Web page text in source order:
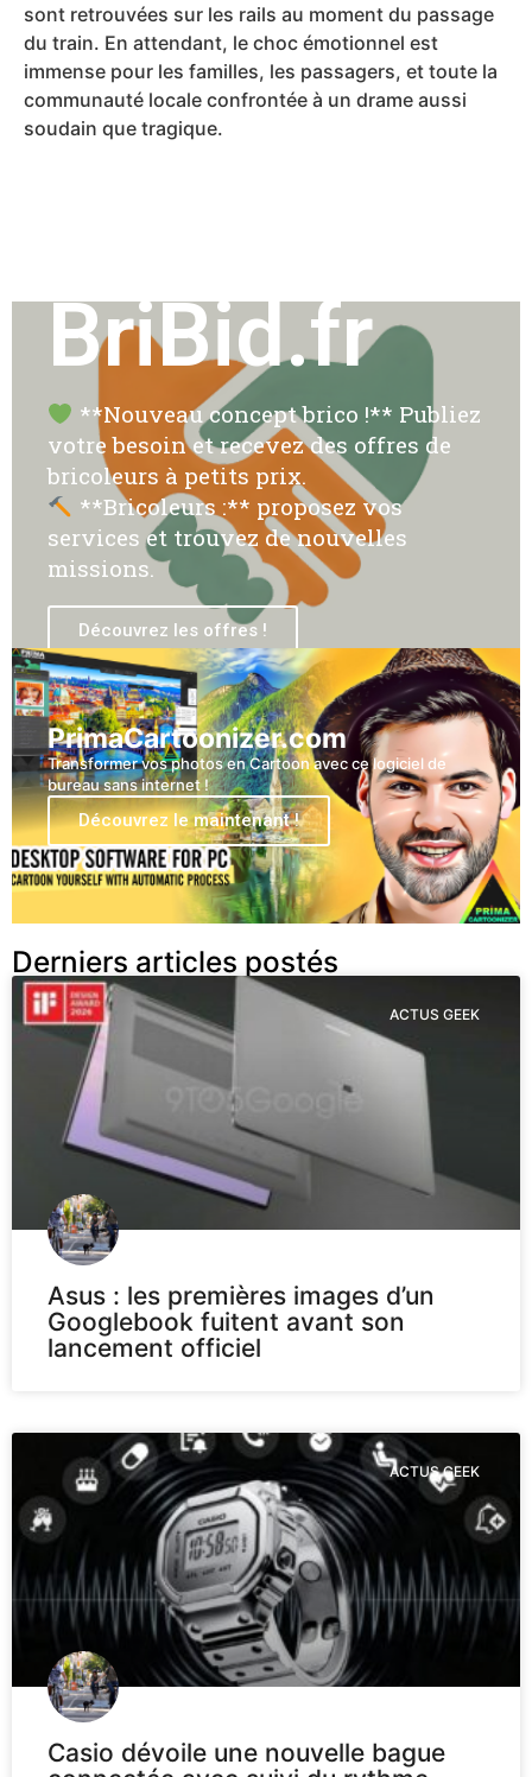
sont retrouvées sur les rails au moment du passage
du train. En attendant, le choc émotionnel est
immense pour les familles, les passagers, et toute la
communauté locale confrontée à un drame aussi
soudain que tragique.
BriBid.fr
**Nouveau concept brico !** Publiez
votre besoin et recevez des offres de
bricoleurs à petits prix.
**Bricoleurs :** proposez vos
services et trouvez de nouvelles
missions.
Découvrez les offres !
PrimaCartoonizer.com
Transformer vos photos en Cartoon avec ce logiciel de
bureau sans internet !
Découvrez le maintenant !
Derniers articles postés
ACTUS GEEK
Asus : les premières images d’un
Googlebook fuitent avant son
lancement officiel
ACTUS GEEK
Casio dévoile une nouvelle bague